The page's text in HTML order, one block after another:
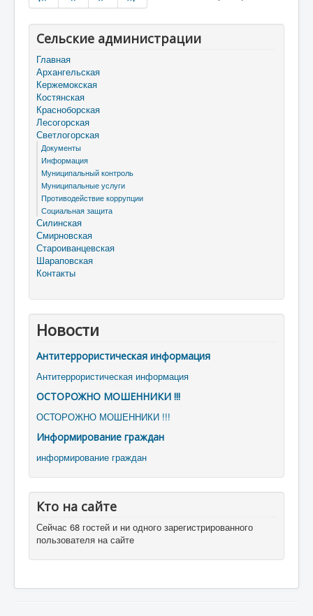
Сельские администрации
Главная
Архангельская
Кержемокская
Костянская
Красноборская
Лесогорская
Светлогорская
Документы
Информация
Муниципальный контроль
Муниципальные услуги
Противодействие коррупции
Социальная защита
Силинская
Смирновская
Староиванцевская
Шараповская
Контакты
Новости
Антитеррористическая информация
Антитеррористическая информация
ОСТОРОЖНО МОШЕННИКИ !!!
ОСТОРОЖНО МОШЕННИКИ !!!
Информирование граждан
информирование граждан
Кто на сайте
Сейчас 68 гостей и ни одного зарегистрированного
пользователя на сайте